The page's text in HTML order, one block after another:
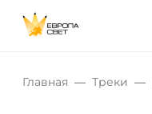
Главная Треки